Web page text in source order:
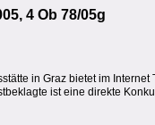
4 Ob 78/05g
in Graz bietet im
ist eine direkte